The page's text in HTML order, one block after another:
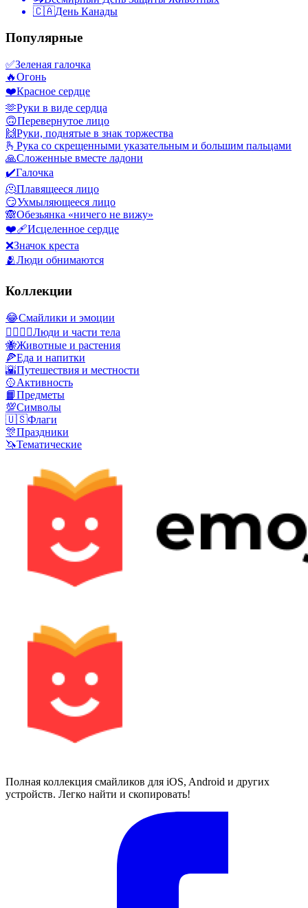
🇨🇦День Канады
Популярные
✅Зеленая галочка
🔥Огонь
❤️Красное сердце
🫶Руки в виде сердца
🙃Перевернутое лицо
🙌Руки, поднятые в знак торжества
🫰 Рука со скрещенными указательным и большим пальцами
🙏Сложенные вместе ладони
✔️Галочка
🫠Плавящееся лицо
😏Ухмыляющееся лицо
🙈Обезьянка «ничего не вижу»
❤️‍🩹Исцеленное сердце
❌Значок креста
🫂Люди обнимаются
Коллекции
😂Смайлики и эмоции
👩‍❤️‍💋‍👨Люди и части тела
🐝Животные и растения
🍕Еда и напитки
🌇Путешествия и местности
🥎Активность
📙Предметы
💯Символы
🇺🇸Флаги
🎊Праздники
🦄Тематические
Полная коллекция смайликов для iOS, Android и других
устройств. Легко найти и скопировать!